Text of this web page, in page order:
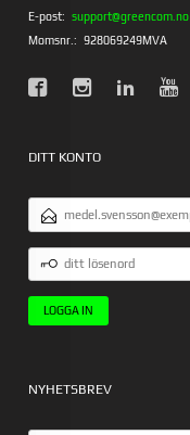
E-post: support@greencom.no
Momsnr.: 928069249MVA
DITT KONTO
POSTADRESS
DITT
LÖSENORD
NYHETSBREV